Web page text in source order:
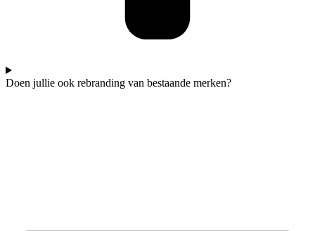
Doen jullie ook rebranding van bestaande merken?